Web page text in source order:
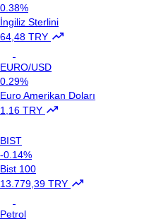
0.38%
İngiliz Sterlini
64,48 TRY
EURO/USD
0.29%
Euro Amerikan Doları
1,16 TRY
BIST
-0.14%
Bist 100
13.779,39 TRY
Petrol